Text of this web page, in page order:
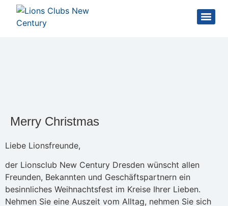
Merry Christmas
Liebe Lionsfreunde,
der Lionsclub New Century Dresden wünscht allen
Freunden, Bekannten und Geschäftspartnern ein
besinnliches Weihnachtsfest im Kreise Ihrer Lieben.
Nehmen Sie eine Auszeit vom Alltag, nehmen Sie sich